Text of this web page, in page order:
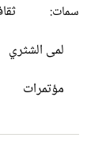
سمات:
لمى الشثري
مؤتمرات